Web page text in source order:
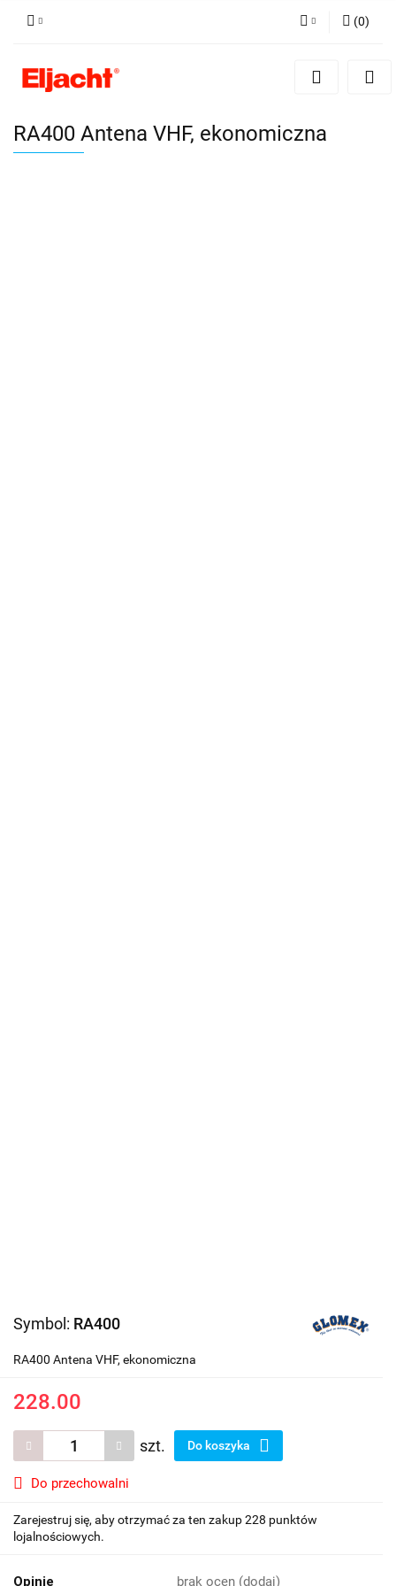
Zaloguj się
(0)
RA400 Antena VHF, ekonomiczna
Symbol: RA400
RA400 Antena VHF, ekonomiczna
228.00
szt. Do koszyka
Do przechowalni
Zarejestruj się, aby otrzymać za ten zakup 228 punktów
lojalnościowych.
Opinie brak ocen (dodaj)